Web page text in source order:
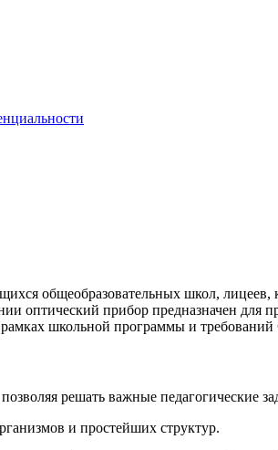
общеобразовательных школ, лицеев,
оптический прибор предназначен для
рамках школьной программы и
решать важные педагогические
и простейших структур.